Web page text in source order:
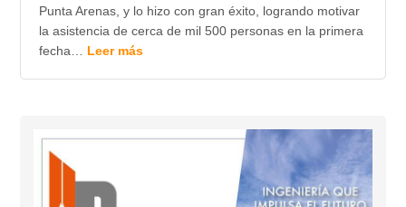
Punta Arenas, y lo hizo con gran éxito, logrando motivar
la asistencia de cerca de mil 500 personas en la primera
fecha… Leer más